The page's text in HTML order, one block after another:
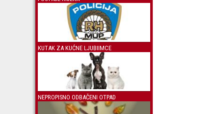
KUTAK ZA KUĆNE LJUBIIMCE
NEPROPISNO ODBAČENI OTPAD